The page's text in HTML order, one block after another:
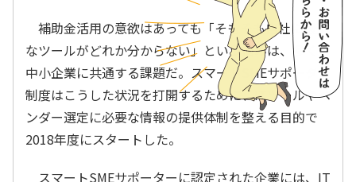
補助金活用の意欲はあっても「そもそも自社に最適
なツールがどれか分からない」という悩みは、多くの
中小企業に共通する課題だ。スマートSMEサポーター
制度はこうした状況を打開するために、ITツールやベ
ンダー選定に必要な情報の提供体制を整える目的で
2018年度にスタートした。
スマートSMEサポーターに認定された企業には、IT